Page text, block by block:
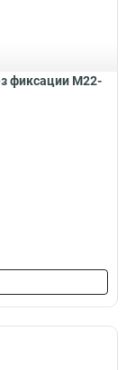
фиксации M22-